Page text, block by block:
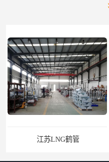
太原船用臂厂家